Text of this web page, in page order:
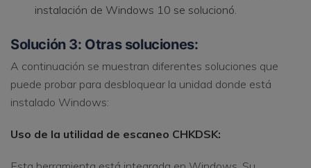
instalación de Windows 10 se solucionó.
Solución 3: Otras soluciones:
A continuación se muestran diferentes soluciones que
puede probar para desbloquear la unidad donde está
instalado Windows:
Uso de la utilidad de escaneo CHKDSK: